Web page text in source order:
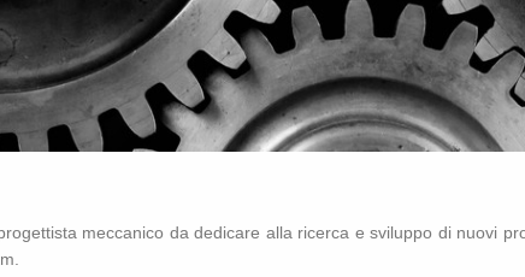
mec­ca­ni­co da de­di­ca­re alla ri­cer­ca e svi­lup­po di nuovi